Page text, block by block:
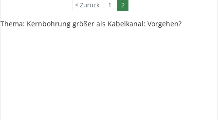
< Zurück
1 2
Thema: Kernbohrung größer als Kabelkanal: Vorgehen?